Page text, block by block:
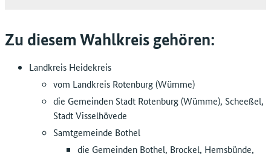
Zu diesem Wahlkreis gehören:
Landkreis Heidekreis
vom Landkreis Rotenburg (Wümme)
die Gemeinden Stadt Rotenburg (Wümme), Scheeßel,
Stadt Visselhövede
Samtgemeinde Bothel
die Gemeinden Bothel, Brockel, Hemsbünde,